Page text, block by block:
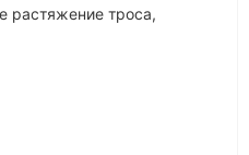
растяжение троса,